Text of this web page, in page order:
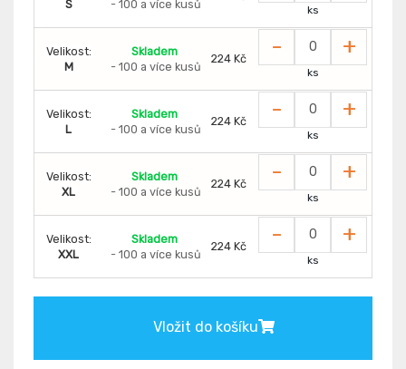
S
- 100 a více kusů
ks
Velikost:
M
Skladem
- 100 a více kusů
224 Kč - +
ks
Velikost:
L
Skladem
- 100 a více kusů
224 Kč - +
ks
Velikost:
XL
Skladem
- 100 a více kusů
224 Kč - +
ks
Velikost:
XXL
Skladem
- 100 a více kusů
224 Kč - +
ks
Vložit do košíku